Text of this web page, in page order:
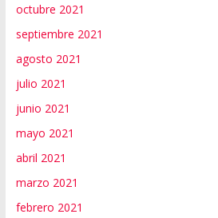
octubre 2021
septiembre 2021
agosto 2021
julio 2021
junio 2021
mayo 2021
abril 2021
marzo 2021
febrero 2021